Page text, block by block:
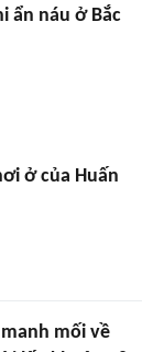
ẩn náu ở Bắc
ở của Huấn
mối về